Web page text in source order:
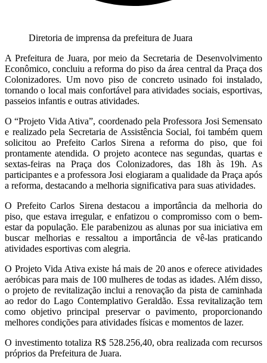
Diretoria de imprensa da prefeitura de Juara
A Prefeitura de Juara, por meio da Secretaria de Desenvolvimento
Econômico, concluiu a reforma do piso da área central da Praça dos
Colonizadores. Um novo piso de concreto usinado foi instalado,
tornando o local mais confortável para atividades sociais, esportivas,
passeios infantis e outras atividades.
O “Projeto Vida Ativa”, coordenado pela Professora Josi Semensato
e realizado pela Secretaria de Assistência Social, foi também quem
solicitou ao Prefeito Carlos Sirena a reforma do piso, que foi
prontamente atendida. O projeto acontece nas segundas, quartas e
sextas-feiras na Praça dos Colonizadores, das 18h às 19h. As
participantes e a professora Josi elogiaram a qualidade da Praça após
a reforma, destacando a melhoria significativa para suas atividades.
O Prefeito Carlos Sirena destacou a importância da melhoria do
piso, que estava irregular, e enfatizou o compromisso com o bem-
estar da população. Ele parabenizou as alunas por sua iniciativa em
buscar melhorias e ressaltou a importância de vê-las praticando
atividades esportivas com alegria.
O Projeto Vida Ativa existe há mais de 20 anos e oferece atividades
aeróbicas para mais de 100 mulheres de todas as idades. Além disso,
o projeto de revitalização inclui a renovação da pista de caminhada
ao redor do Lago Contemplativo Geraldão. Essa revitalização tem
como objetivo principal preservar o pavimento, proporcionando
melhores condições para atividades físicas e momentos de lazer.
O investimento totaliza R$ 528.256,40, obra realizada com recursos
próprios da Prefeitura de Juara.